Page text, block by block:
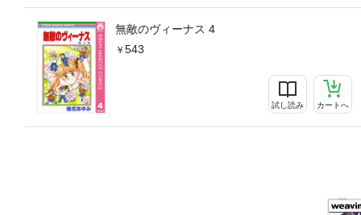
無敵のヴィーナス 4
543
試し読み カートへ